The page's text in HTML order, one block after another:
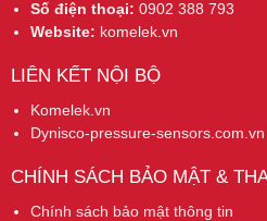
Số điện thoại: 0902 388 793
Website: komelek.vn
LIÊN KẾT NỘI BỘ
Komelek.vn
Dynisco-pressure-sensors.com.vn
CHÍNH SÁCH BẢO MẬT &
Chính sách bảo mật thông tin